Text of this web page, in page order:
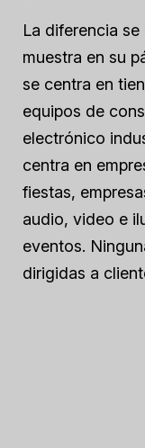
La diferencia
muestra en su
se centra en
equipos de
electrónico
centra en
fiestas,
audio, video e
eventos.
dirigidas a